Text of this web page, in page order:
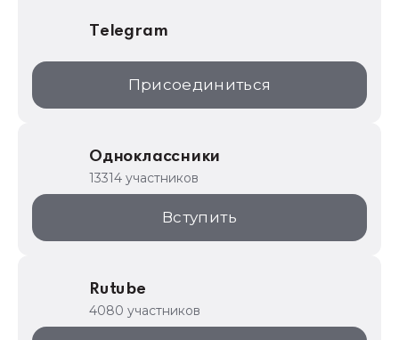
Telegram
Присоединиться
Одноклассники
13314 участников
Вступить
Rutube
4080 участников